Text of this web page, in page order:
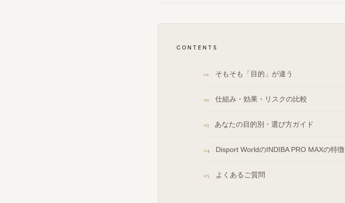
CONTENTS
そもそも「目的」が違う
仕組み・効果・リスクの比較
あなたの目的別・選び方ガイド
Disport WorldのINDIBA PRO MAXの特徴
よくあるご質問